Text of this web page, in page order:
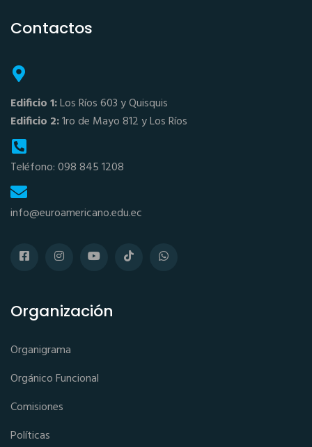
Contactos
Edificio 1:Los Ríos 603 y Quisquis
Edificio 2:1ro de Mayo 812 y Los Ríos
Teléfono: 098 845 1208
info@euroamericano.edu.ec
Organización
Organigrama
Orgánico Funcional
Comisiones
Políticas